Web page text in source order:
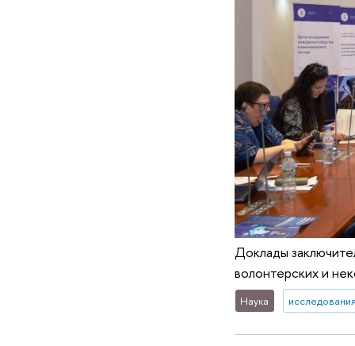
Доклады
волонтерских и
Наука